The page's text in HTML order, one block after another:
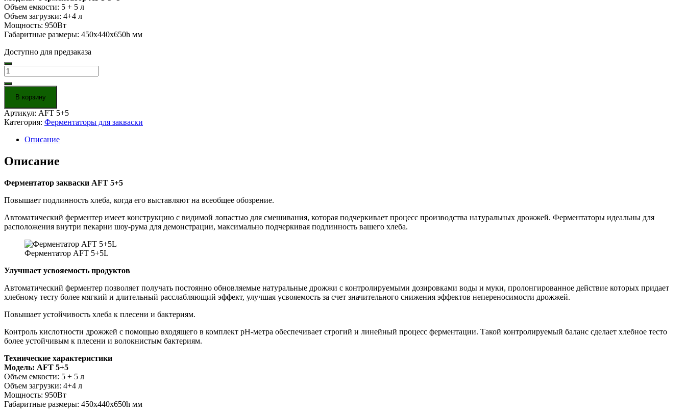
Объем емкости: 5 + 5 л
Объем загрузки: 4+4 л
Мощность: 950Вт
Габаритные размеры: 450x440x650h мм
Доступно для предзаказа
Количество
товара
Ферментатор
закваски
AFT
5+5
В корзину
Артикул: AFT 5+5
Категория: Ферментаторы для закваски
Описание
Описание
Ферментатор закваски AFT 5+5
Повышает подлинность хлеба, когда его выставляют на всеобщее обозрение.
Автоматический ферментер имеет конструкцию с видимой лопастью для смешивания, которая подчеркивает процесс производства натуральных дрожжей. Ферментаторы идеальны для
расположения внутри пекарни шоу-рума для демонстрации, максимально подчеркивая подлинность вашего хлеба.
Ферментатор AFT 5+5L
Улучшает усвояемость продуктов
Автоматический ферментер позволяет получать постоянно обновляемые натуральные дрожжи с контролируемыми дозировками воды и муки, пролонгированное действие которых придает
хлебному тесту более мягкий и длительный расслабляющий эффект, улучшая усвояемость за счет значительного снижения эффектов непереносимости дрожжей.
Повышает устойчивость хлеба к плесени и бактериям.
Контроль кислотности дрожжей с помощью входящего в комплект pH-метра обеспечивает строгий и линейный процесс ферментации. Такой контролируемый баланс сделает хлебное тесто
более устойчивым к плесени и волокнистым бактериям.
Технические характеристики
Модель: AFT 5+5
Объем емкости: 5 + 5 л
Объем загрузки: 4+4 л
Мощность: 950Вт
Габаритные размеры: 450x440x650h мм